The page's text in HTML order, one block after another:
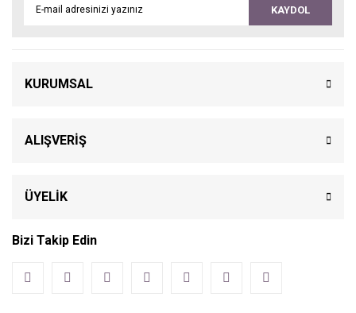
KAYDOL
KURUMSAL
ALIŞVERİŞ
ÜYELİK
Bizi Takip Edin